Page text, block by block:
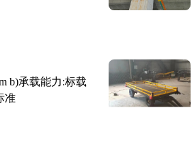
b)承载能力:标载
准